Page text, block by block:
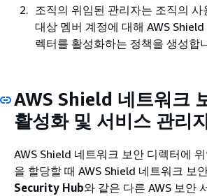
조직의 위임된 관리자는 조직의 사
대상 멤버 계정에 대해 AWS
렉터를 활성화하는 정책을 생성합
AWS Shield 네트워크
활성화 및 서비스 관리
AWS Shield 네트워크 보안 디렉터에
을 할당할 때 AWS Shield 네트워크 보
Security Hub와 같은 다른 AWS 보안